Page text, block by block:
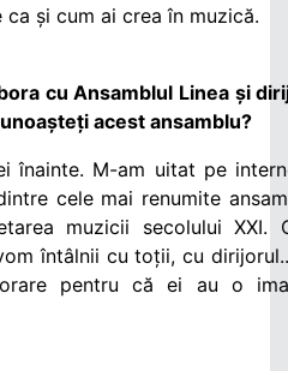
și cum ai crea în muzică.
cu Ansamblul Linea și
acest ansamblu?
înainte. M-am uitat pe
cele mai renumite
muzicii secolului XXI.
întâlnii cu toții, cu
pentru că ei au o